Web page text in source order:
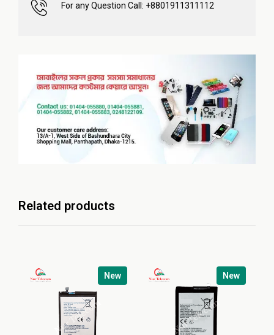
For any Question Call: +8801911311112
Related products
New New